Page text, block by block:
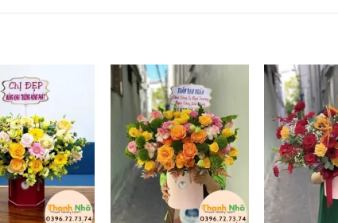
wishlist
Add to
wishlist